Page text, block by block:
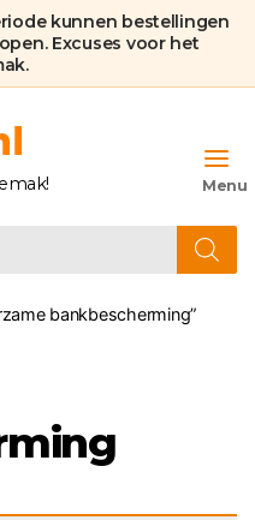
kunnen bestellingen
Excuses voor het
bankbescherming”